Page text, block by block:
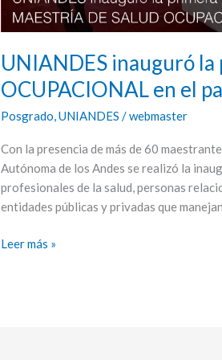
UNIANDES inauguró la
OCUPACIONAL en el
Posgrado ,UNIANDES /webmaster
Con la presencia de más de 60
Autónoma de los Andes se realizó la
profesionales de la salud, personas
entidades públicas y privadas que
Leer más »